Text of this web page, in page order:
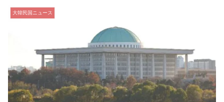
大韓民国ニュース